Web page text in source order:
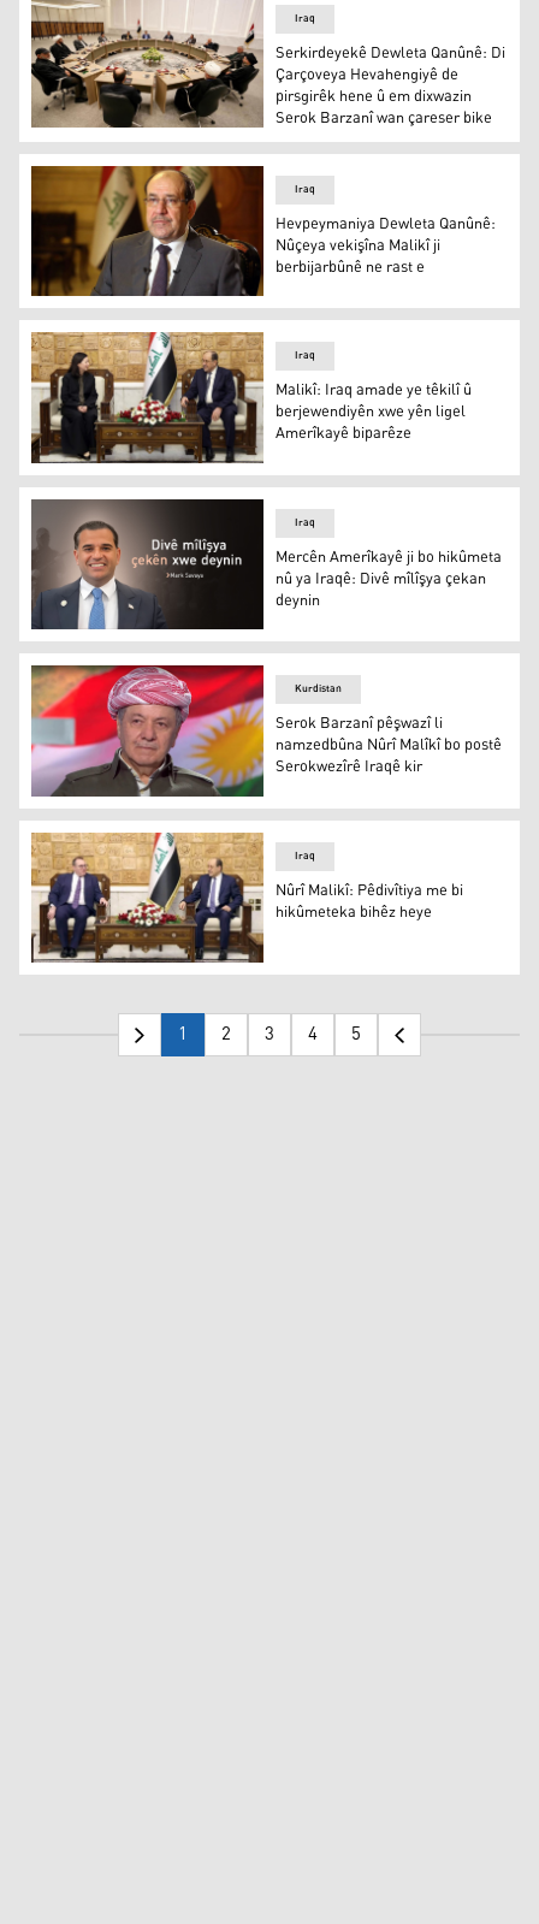
Serkirdeyekê Dewleta Qanûnê: Di Çarçoveya
Iraq
Serkirdeyekê Dewleta Qanûnê: Di
Çarçoveya Hevahengiyê de
pirsgirêk hene û em dixwazin
Serok Barzanî wan çareser bike
Nûrî Malikî
Iraq
Hevpeymaniya Dewleta Qanûnê:
Nûçeya vekişîna Malikî ji
berbijarbûnê ne rast e
Nûrî Malikî û Victoria Taylor
Iraq
Malikî: Iraq amade ye têkilî û
berjewendiyên xwe yên ligel
Amerîkayê biparêze
Mercên Amerîkayê ji bo hikûmeta nû ya Iraqê: Divê
Iraq
Mercên Amerîkayê ji bo hikûmeta
nû ya Iraqê: Divê mîlîşya çekan
deynin
Serok Barzanî pêşwazî li namzedbûna Nûrî Malîkî bo
Kurdistan
Serok Barzanî pêşwazî li
namzedbûna Nûrî Malîkî bo postê
Serokwezîrê Iraqê kir
Nûrî Malikî û Jashwa Harrison
Iraq
Nûrî Malikî: Pêdivîtiya me bi
hikûmeteka bihêz heye
1 2 3 4 5